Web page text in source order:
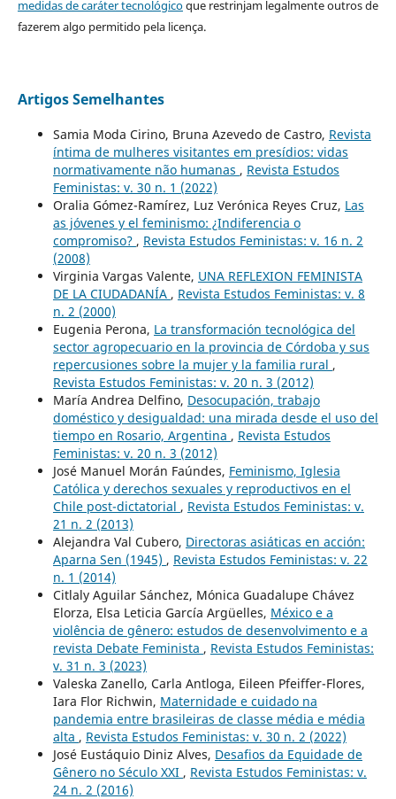
medidas de caráter tecnológicoque restrinjam legalmente outros de
fazerem algo permitido pela licença.
Artigos Semelhantes
Samia Moda Cirino, Bruna Azevedo de Castro, Revista
íntima de mulheres visitantes em presídios: vidas
normativamente não humanas , Revista Estudos
Feministas: v. 30 n. 1 (2022)
Oralia Gómez-Ramírez, Luz Verónica Reyes Cruz, Las
as jóvenes y el feminismo: ¿Indiferencia o
compromiso? , Revista Estudos Feministas: v. 16 n. 2
(2008)
Virginia Vargas Valente, UNA REFLEXION FEMINISTA
DE LA CIUDADANÍA , Revista Estudos Feministas: v. 8
n. 2 (2000)
Eugenia Perona, La transformación tecnológica del
sector agropecuario en la provincia de Córdoba y sus
repercusiones sobre la mujer y la familia rural ,
Revista Estudos Feministas: v. 20 n. 3 (2012)
María Andrea Delfino, Desocupación, trabajo
doméstico y desigualdad: una mirada desde el uso del
tiempo en Rosario, Argentina , Revista Estudos
Feministas: v. 20 n. 3 (2012)
José Manuel Morán Faúndes, Feminismo, Iglesia
Católica y derechos sexuales y reproductivos en el
Chile post-dictatorial , Revista Estudos Feministas: v.
21 n. 2 (2013)
Alejandra Val Cubero, Directoras asiáticas en acción:
Aparna Sen (1945) , Revista Estudos Feministas: v. 22
n. 1 (2014)
Citlaly Aguilar Sánchez, Mónica Guadalupe Chávez
Elorza, Elsa Leticia García Argüelles, México e a
violência de gênero: estudos de desenvolvimento e a
revista Debate Feminista , Revista Estudos Feministas:
v. 31 n. 3 (2023)
Valeska Zanello, Carla Antloga, Eileen Pfeiffer-Flores,
Iara Flor Richwin, Maternidade e cuidado na
pandemia entre brasileiras de classe média e média
alta , Revista Estudos Feministas: v. 30 n. 2 (2022)
José Eustáquio Diniz Alves, Desafios da Equidade de
Gênero no Século XXI , Revista Estudos Feministas: v.
24 n. 2 (2016)